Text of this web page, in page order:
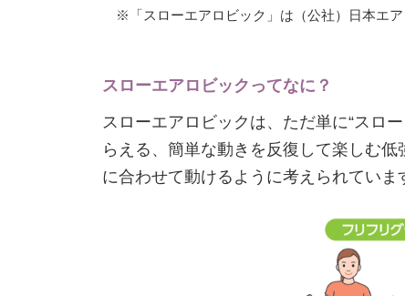
※「スローエアロビック」は（公社）日本エア
スローエアロビックってなに？
スローエアロビックは、ただ単に“スロ
らえる、簡単な動きを反復して楽しむ
に合わせて動けるように考えられていま